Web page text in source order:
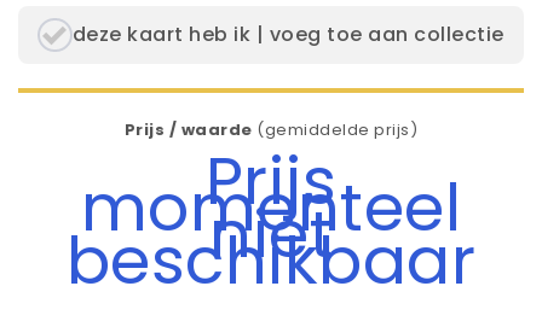
deze kaart heb ik | voeg toe aan collectie
Prijs / waarde (gemiddelde prijs)
Prijs
momenteel
niet
beschikbaar